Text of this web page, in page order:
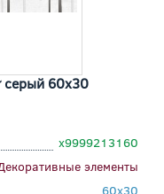
серый 60x30
х9999213160
элементы
60x30